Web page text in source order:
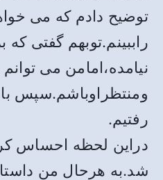
توضیح دادم که می
راببینم.توبهم گفتی که
نیامده،امامن می توانم
ومنتظراوباشم.سپس
رفتیم.
دراین لحظه احساس
شد.به هرحال من